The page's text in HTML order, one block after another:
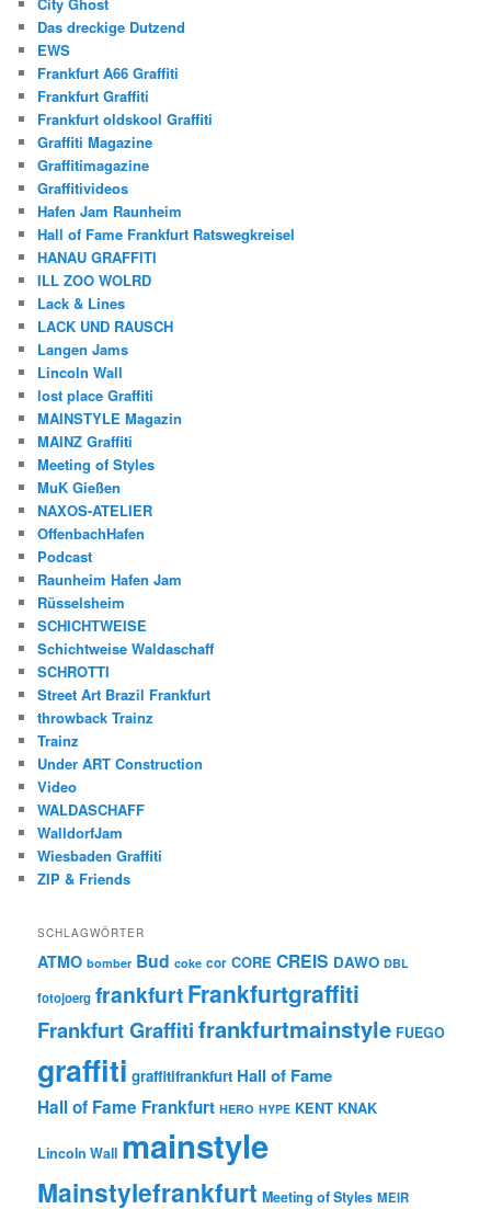
Das dreckige Dutzend
EWS
Frankfurt A66 Graffiti
Frankfurt Graffiti
Frankfurt oldskool Graffiti
Graffiti Magazine
Graffitimagazine
Graffitivideos
Hafen Jam Raunheim
Hall of Fame Frankfurt Ratswegkreisel
HANAU GRAFFITI
ILL ZOO WOLRD
Lack & Lines
LACK UND RAUSCH
Langen Jams
Lincoln Wall
lost place Graffiti
MAINSTYLE Magazin
MAINZ Graffiti
Meeting of Styles
MuK Gießen
NAXOS-ATELIER
OffenbachHafen
Podcast
Raunheim Hafen Jam
Rüsselsheim
SCHICHTWEISE
Schichtweise Waldaschaff
SCHROTTI
Street Art Brazil Frankfurt
throwback Trainz
Trainz
Under ART Construction
Video
WALDASCHAFF
WalldorfJam
Wiesbaden Graffiti
ZIP & Friends
SCHLAGWÖRTER
ATMO bomber Bud coke cor CORE CREIS DAWO DBL
fotojoerg frankfurtFrankfurtgraffiti
Frankfurt Graffitifrankfurtmainstyle FUEGO
graffiti graffitifrankfurt Hall of Fame
Hall of Fame Frankfurt HERO HYPE KENT KNAK
Lincoln Wall mainstyle
Mainstylefrankfurt Meeting of Styles MEIR